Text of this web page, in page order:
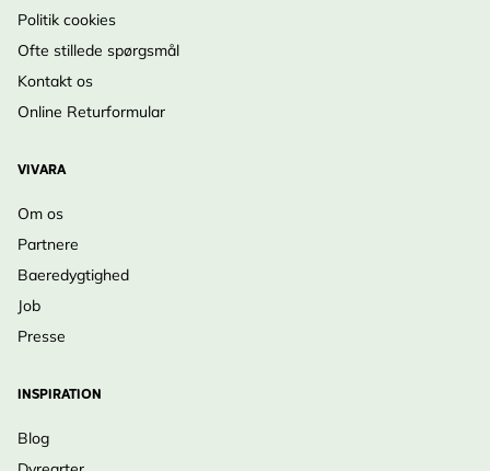
Politik cookies
Ofte stillede spørgsmål
Kontakt os
Online Returformular
VIVARA
Om os
Partnere
Baeredygtighed
Job
Presse
INSPIRATION
Blog